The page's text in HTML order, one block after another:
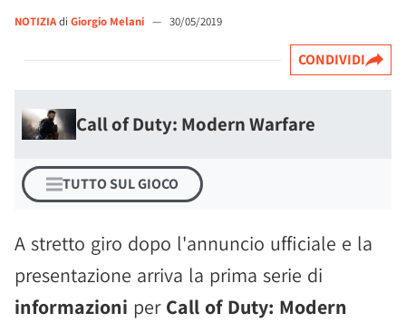
NOTIZIAdi Giorgio Melani — 30/05/2019
CONDIVIDI
Call of Duty: Modern Warfare
TUTTO SUL GIOCO
A stretto giro dopo l'annuncio ufficiale e la
presentazione arriva la prima serie di
informazioni per Call of Duty: Modern